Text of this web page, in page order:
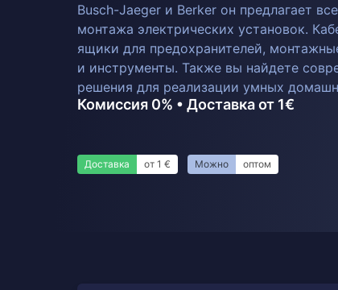
Busch-Jaeger и Berker он предлагает
монтажа электрических установок.
ящики для предохранителей,
и инструменты. Также вы найдете
решения для реализации умных
Комиссия 0% • Доставка от 1€
Доставка от 1 € Можно оптом